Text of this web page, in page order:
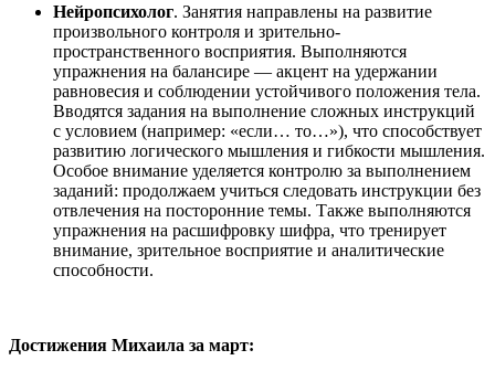
Нейропсихолог. Занятия направлены на развитие
произвольного контроля и зрительно-
пространственного восприятия. Выполняются
упражнения на балансире — акцент на удержании
равновесия и соблюдении устойчивого положения тела.
Вводятся задания на выполнение сложных инструкций
с условием (например: «если… то…»), что способствует
развитию логического мышления и гибкости мышления.
Особое внимание уделяется контролю за выполнением
заданий: продолжаем учиться следовать инструкции без
отвлечения на посторонние темы. Также выполняются
упражнения на расшифровку шифра, что тренирует
внимание, зрительное восприятие и аналитические
способности.
Достижения Михаила за март: